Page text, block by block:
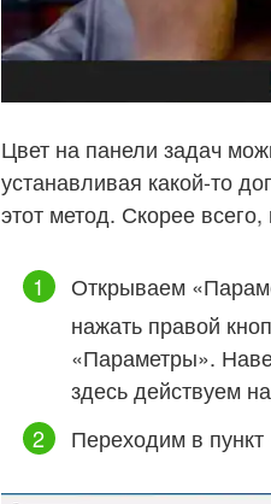
Цвет на панели задач
устанавливая какой-то
этот метод. Скорее
Открываем
нажать правой
«Параметры».
здесь действуем
Переходим в